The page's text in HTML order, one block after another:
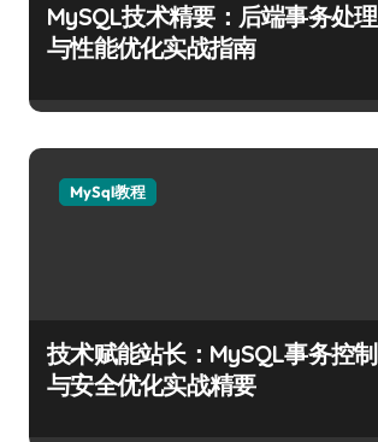
MySQL技术精要：后端事务处理
与性能优化实战指南
MySql教程
技术赋能站长：MySQL事务控制
与安全优化实战精要